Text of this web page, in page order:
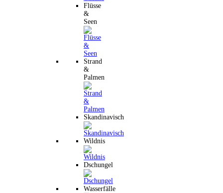
Flüsse
&
Seen
Strand
&
Palmen
Skandinavisch
Wildnis
Dschungel
Wasserfälle